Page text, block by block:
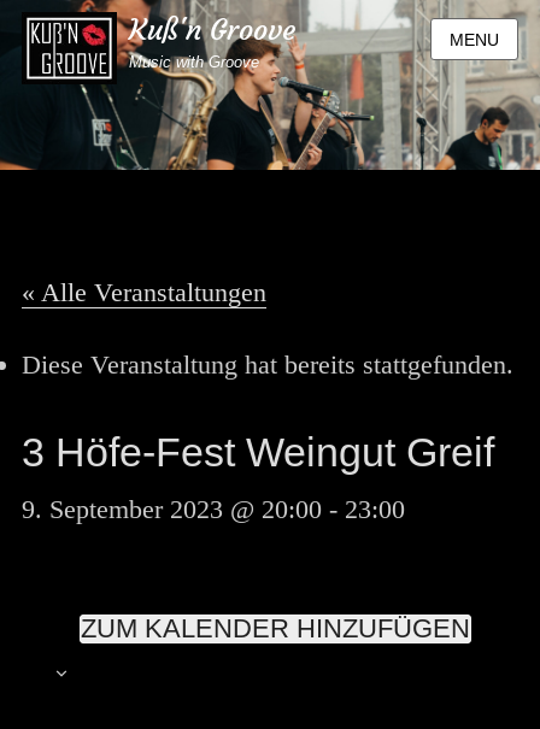
Kuß'n Groove
Music with Groove
MENU
« Alle Veranstaltungen
Diese Veranstaltung hat bereits stattgefunden.
3 Höfe-Fest Weingut Greif
9. September 2023 @ 20:00- 23:00
ZUM KALENDER HINZUFÜGEN